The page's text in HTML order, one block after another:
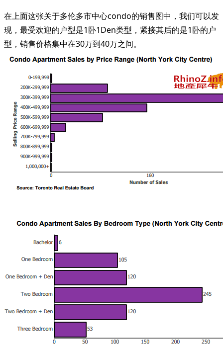
在上面这张关于多伦多市中心condo的销售图中，我们可以发
现，最受欢迎的户型是1卧1Den类型，紧接其后的是1卧的户
型，销售价格集中在30万到40万之间。